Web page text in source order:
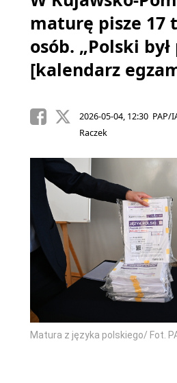
maturę pisze 17
osób. „Polski
[kalendarz
2026-05-04, 12:30 PAP/
Raczek
Matura z języka polskiego/ Fot.